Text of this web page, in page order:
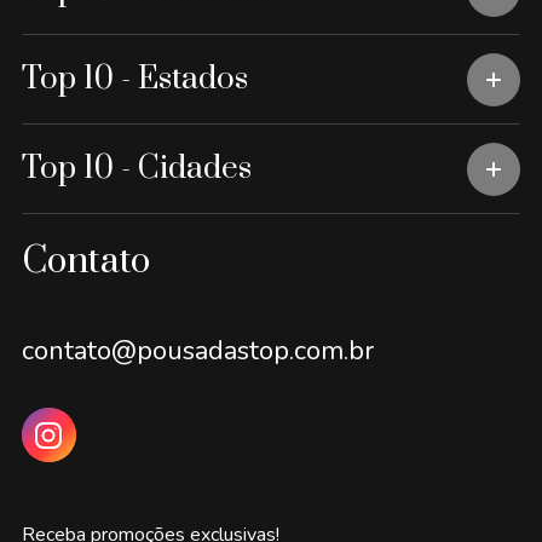
Top 10 - Estados
Top 10 - Cidades
Contato
contato@pousadastop.com.br
Receba promoções exclusivas!